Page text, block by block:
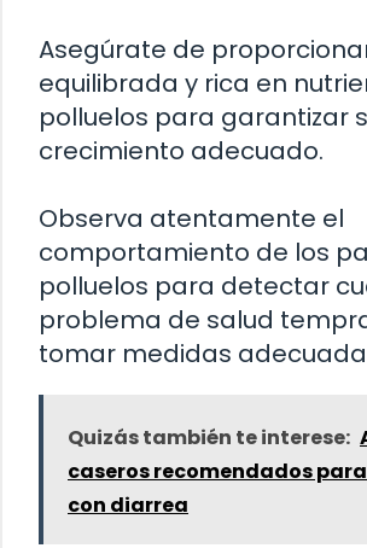
Asegúrate de
equilibrada y rica en
polluelos para garantizar
crecimiento adecuado.
Observa atentamente el
comportamiento de los
polluelos para detectar
problema de salud
tomar medidas
Quizás también te interese:
caseros recomendados
con diarrea